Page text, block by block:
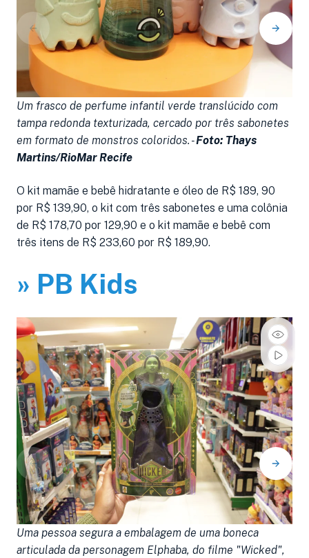
Um frasco de perfume infantil verde translúcido com
tampa redonda texturizada, cercado por três sabonetes
em formato de monstros coloridos. -Foto: Thays
Martins/RioMar Recife
O kit mamãe e bebê hidratante e óleo de R$ 189, 90
por R$ 139,90, o kit com três sabonetes e uma colônia
de R$ 178,70 por 129,90 e o kit mamãe e bebê com
três itens de R$ 233,60 por R$ 189,90.
» PB Kids
Uma pessoa segura a embalagem de uma boneca
articulada da personagem Elphaba, do filme "Wicked",